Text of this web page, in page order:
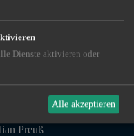
- 90 61 39 43
in.de
Preuß
Dienste aktivieren oder
Alle akzeptieren